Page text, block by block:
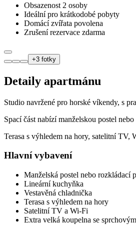
Obsazenost 2 osoby
Ideální pro krátkodobé pobyty
Domácí zvířata povolena
Zrušení rezervace zdarma
+3 fotky
Detaily apartmánu
Studio navržené pro horské víkendy, s
Spací část nabízí manželskou postel
Terasa s výhledem na hory, satelitní TV,
Hlavní vybavení
Manželská postel nebo rozkládací
Lineární kuchyňka
Vestavěná chladnička
Terasa s výhledem na hory
Satelitní TV a Wi‑Fi
Extra velká koupelna se